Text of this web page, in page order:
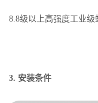
8.8级以上高强度工业级
3. 安装条件